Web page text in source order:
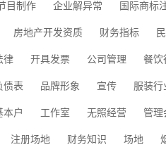
目制作 企业解异常 国际商标
房地产开发资质 财务指标
律 开具发票 公司管理 餐饮
债表 品牌形象 宣传 服装行
本户 工作室 无照经营 管理
注册场地 财务知识 场地